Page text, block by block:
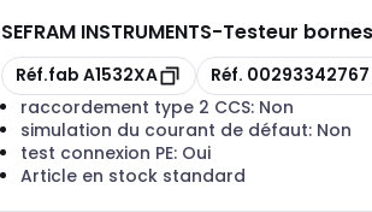
SEFRAM INSTRUMENTS-Testeur
Copie
Réf.fab A1532XA Copie
Réf. 00293342767
raccordement type 2 CCS: Non
simulation du courant de défaut: Non
test connexion PE: Oui
Article en stock standard